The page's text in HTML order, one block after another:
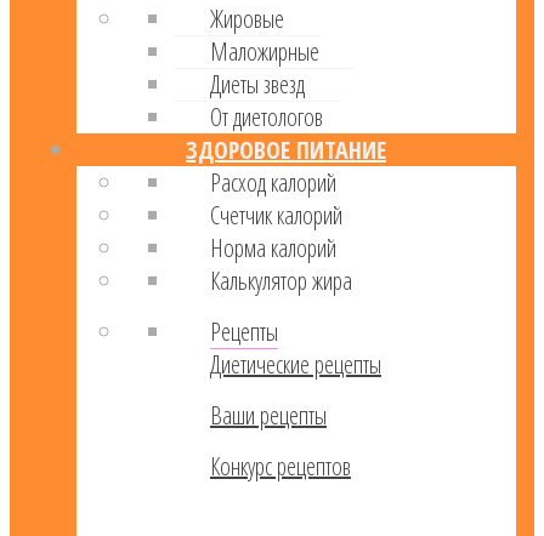
Жировые
Маложирные
Диеты звезд
От диетологов
ЗДОРОВОЕ ПИТАНИЕ
Расход калорий
Cчетчик калорий
Норма калорий
Калькулятор жира
Рецепты
Диетические рецепты
Ваши рецепты
Конкурс рецептов